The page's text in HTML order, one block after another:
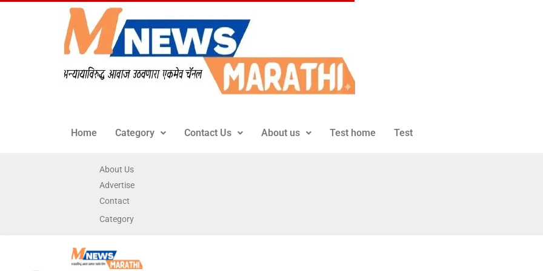
Home Category Contact Us About us Test home Test
About Us
Advertise
Contact
Category